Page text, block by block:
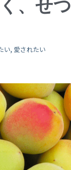
、せつ
い, 愛されたい